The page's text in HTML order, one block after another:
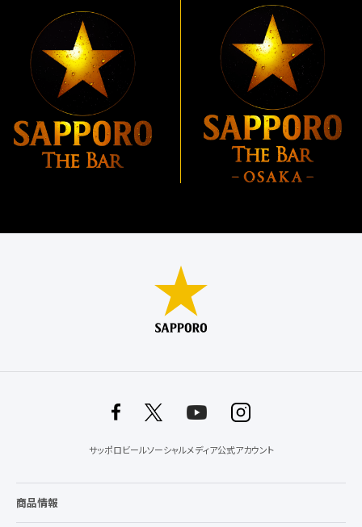
サッポロビールソーシャルメディア公式アカウント
商品情報